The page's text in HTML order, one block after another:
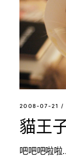
2008-07-21
貓王
吧吧吧啦